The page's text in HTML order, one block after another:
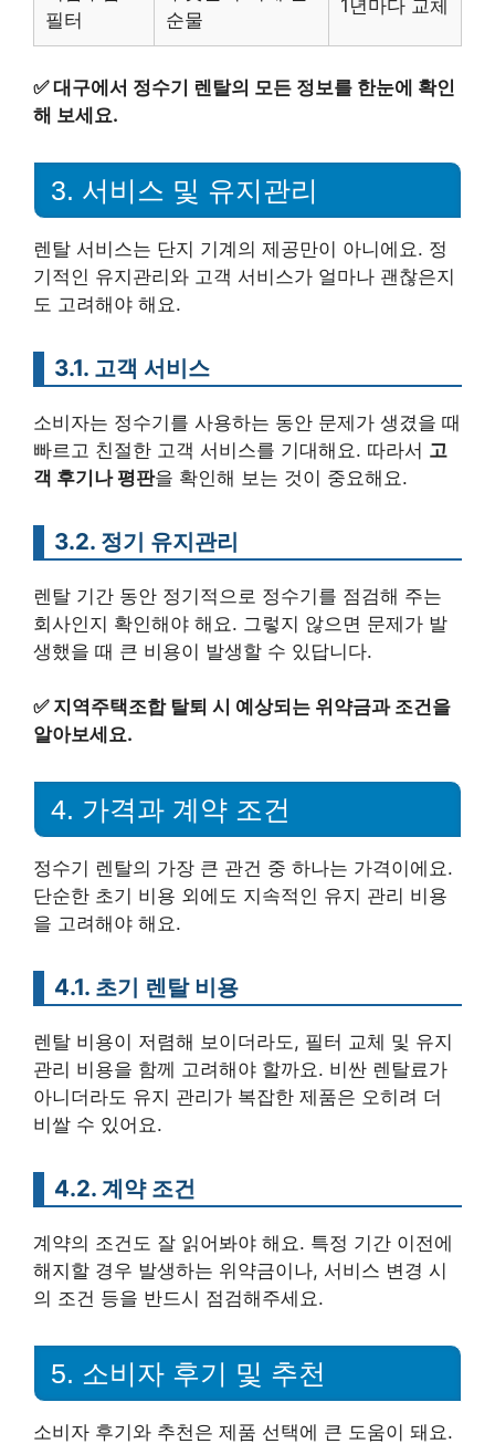
필터
순물
1년마다 교체
✅대구에서 정수기 렌탈의 모든 정보를 한눈에 확인
해 보세요.
3. 서비스 및 유지관리
렌탈 서비스는 단지 기계의 제공만이 아니에요. 정
기적인 유지관리와 고객 서비스가 얼마나 괜찮은지
도 고려해야 해요.
3.1. 고객 서비스
소비자는 정수기를 사용하는 동안 문제가 생겼을 때
빠르고 친절한 고객 서비스를 기대해요. 따라서 고
객 후기나 평판을 확인해 보는 것이 중요해요.
3.2. 정기 유지관리
렌탈 기간 동안 정기적으로 정수기를 점검해 주는
회사인지 확인해야 해요. 그렇지 않으면 문제가 발
생했을 때 큰 비용이 발생할 수 있답니다.
✅ 지역주택조합 탈퇴 시 예상되는 위약금과 조건을
알아보세요.
4. 가격과 계약 조건
정수기 렌탈의 가장 큰 관건 중 하나는 가격이에요.
단순한 초기 비용 외에도 지속적인 유지 관리 비용
을 고려해야 해요.
4.1. 초기 렌탈 비용
렌탈 비용이 저렴해 보이더라도, 필터 교체 및 유지
관리 비용을 함께 고려해야 할까요. 비싼 렌탈료가
아니더라도 유지 관리가 복잡한 제품은 오히려 더
비쌀 수 있어요.
4.2. 계약 조건
계약의 조건도 잘 읽어봐야 해요. 특정 기간 이전에
해지할 경우 발생하는 위약금이나, 서비스 변경 시
의 조건 등을 반드시 점검해주세요.
5. 소비자 후기 및 추천
소비자 후기와 추천은 제품 선택에 큰 도움이 돼요.